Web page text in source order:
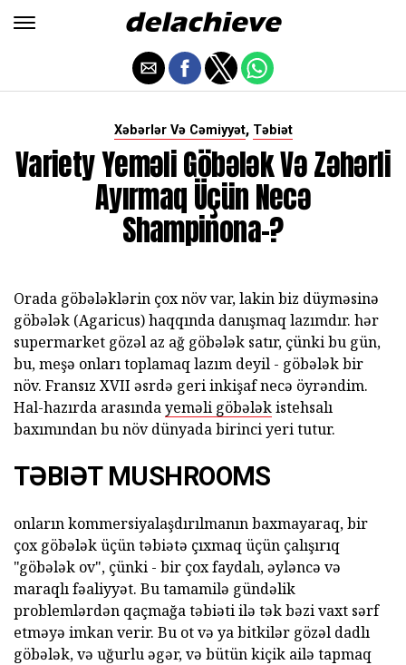
Xəbərlər Və Cəmiyyət, Təbiət
Variety Yeməli Göbələk Və Zəhərli
Ayırmaq Üçün Necə
Shampinona-?
Orada göbələklərin çox növ var, lakin biz düyməsinə
göbələk (Agaricus) haqqında danışmaq lazımdır. hər
supermarket gözəl az ağ göbələk satır, çünki bu gün,
bu, meşə onları toplamaq lazım deyil - göbələk bir
növ. Fransız XVII əsrdə geri inkişaf necə öyrəndim.
Hal-hazırda arasındayeməli göbələkistehsalı
baxımından bu növ dünyada birinci yeri tutur.
TƏBIƏT MUSHROOMS
onların kommersiyalaşdırılmanın baxmayaraq, bir
çox göbələk üçün təbiətə çıxmaq üçün çalışırıq
"göbələk ov", çünki - bir çox faydalı, əyləncə və
maraqlı fəaliyyət. Bu tamamilə gündəlik
problemlərdən qaçmağa təbiəti ilə tək bəzi vaxt sərf
etməyə imkan verir. Bu ot və ya bitkilər gözəl dadlı
göbələk, və uğurlu əgər, və bütün kiçik ailə tapmaq